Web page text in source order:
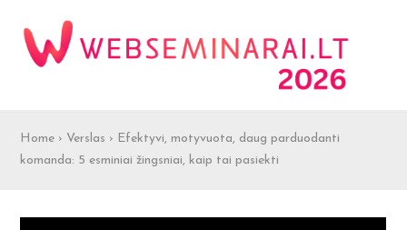
Home › Verslas › Efektyvi, motyvuota, daug parduodanti
komanda: 5 esminiai žingsniai, kaip tai pasiekti